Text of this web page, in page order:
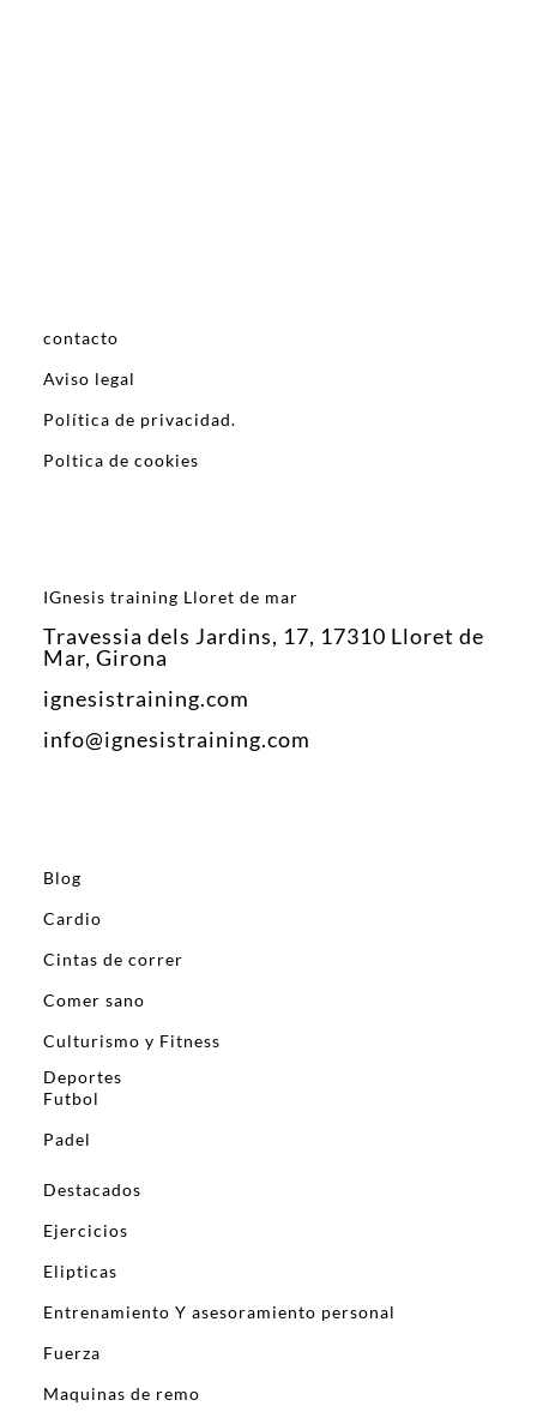
contacto
Aviso legal
Política de privacidad.
Poltica de cookies
IGnesis training Lloret de mar
Travessia dels Jardins, 17, 17310 Lloret de
Mar, Girona
ignesistraining.com
info@ignesistraining.com
Blog
Cardio
Cintas de correr
Comer sano
Culturismo y Fitness
Deportes
Futbol
Padel
Destacados
Ejercicios
Elipticas
Entrenamiento Y asesoramiento personal
Fuerza
Maquinas de remo